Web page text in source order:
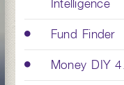
Fund Finder
Money DIY